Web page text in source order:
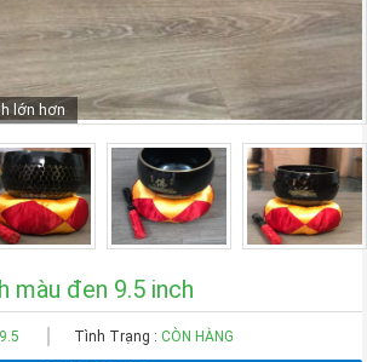
lớn hơn
màu đen 9.5 inch
Tình Trạng : CÒN HÀNG